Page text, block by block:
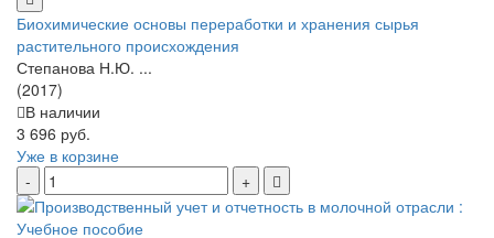
Биохимические основы переработки и хранения сырья
растительного происхождения
Степанова Н.Ю. ...
(2017)
В наличии
3 696 руб.
Уже в корзине